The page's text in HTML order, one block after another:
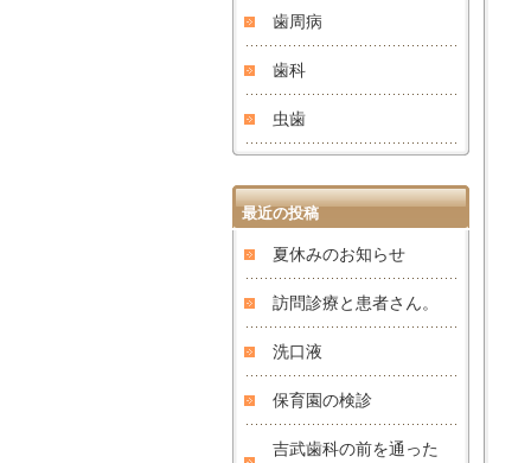
歯周病
歯科
虫歯
最近の投稿
夏休みのお知らせ
訪問診療と患者さん。
洗口液
保育園の検診
吉武歯科の前を通った